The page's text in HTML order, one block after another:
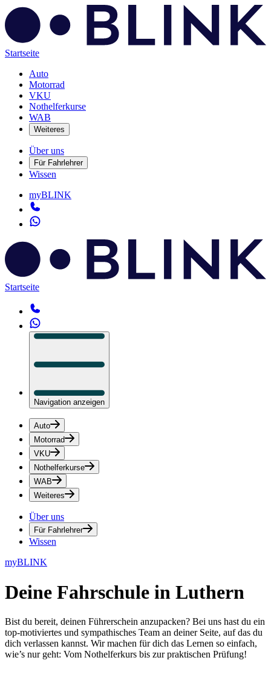
Startseite
Auto
Motorrad
VKU
Nothelferkurse
WAB
Weiteres
Über uns
Für Fahrlehrer
Wissen
myBLINK
Startseite
Navigation anzeigen
Auto
Motorrad
VKU
Nothelferkurse
WAB
Weiteres
Über uns
Für Fahrlehrer
Wissen
myBLINK
Deine Fahrschule in Luthern
Bist du bereit, deinen Führerschein anzupacken? Bei uns hast du ein
top-motiviertes und sympathisches Team an deiner Seite, auf das du
dich verlassen kannst. Wir machen für dich das Lernen so einfach,
wie’s nur geht: Vom Nothelferkurs bis zur praktischen Prüfung!